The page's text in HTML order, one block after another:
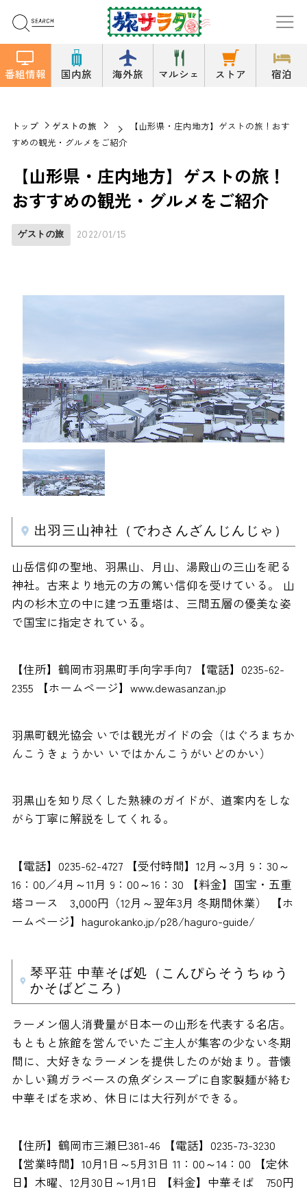
番組情報 国内旅 海外旅 マルシェ ストア 宿泊
トップ ゲストの旅
【山形県・庄内地方】ゲストの旅！おす
すめの観光・グルメをご紹介
【山形県・庄内地方】ゲストの旅！
おすすめの観光・グルメをご紹介
ゲストの旅 2022/01/15
出羽三山神社（でわさんざんじんじゃ）
山岳信仰の聖地、羽黒山、月山、湯殿山の三山を祀る
神社。古来より地元の方の篤い信仰を受けている。 山
内の杉木立の中に建つ五重塔は、三間五層の優美な姿
で国宝に指定されている。
【住所】鶴岡市羽黒町手向字手向7 【電話】0235-62-
2355 【ホームページ】www.dewasanzan.jp
羽黒町観光協会 いでは観光ガイドの会（はぐろまちか
んこうきょうかい いではかんこうがいどのかい）
羽黒山を知り尽くした熟練のガイドが、道案内をしな
がら丁寧に解説をしてくれる。
【電話】0235-62-4727 【受付時間】12月～3月 9：30～
16：00／4月～11月 9：00～16：30 【料金】国宝・五重
塔コース 3,000円（12月～翌年3月 冬期間休業） 【ホ
ームページ】hagurokanko.jp/p28/haguro-guide/
琴平荘 中華そば処（こんぴらそうちゅう
かそばどころ）
ラーメン個人消費量が日本一の山形を代表する名店。
もともと旅館を営んでいたご主人が集客の少ない冬期
間に、大好きなラーメンを提供したのが始まり。昔懐
かしい鶏ガラベースの魚ダシスープに自家製麺が絡む
中華そばを求め、休日には大行列ができる。
【住所】鶴岡市三瀬巳381-46 【電話】0235-73-3230
【営業時間】10月1日～5月31日 11：00～14：00 【定休
日】木曜、12月30日～1月1日 【料金】中華そば 750円